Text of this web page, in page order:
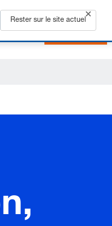
+33 3 90 20 40 40 FR
Rester sur le site actuel